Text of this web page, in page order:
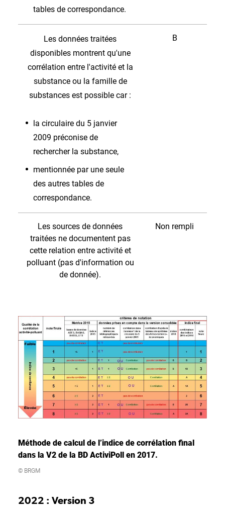
tables de correspondance.
Les données traitées
disponibles montrent qu'une
corrélation entre l'activité et la
substance ou la famille de
substances est possible car :
la circulaire du 5 janvier
2009 préconise de
rechercher la substance,
mentionnée par une seule
des autres tables de
correspondance.
B
Les sources de données
traitées ne documentent pas
cette relation entre activité et
polluant (pas d'information ou
de donnée).
Non rempli
Méthode de calcul de l’indice de corrélation final
dans la V2 de la BD ActiviPoll en 2017.
© BRGM
2022 : Version 3